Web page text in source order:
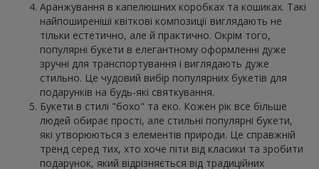
Аранжування в капелюшних коробках та кошиках. Такі
найпоширеніші квіткові композиції виглядають не
тільки естетично, але й практично. Окрім того,
популярні букети в елегантному оформленні дуже
зручні для транспортування і виглядають дуже
стильно. Це чудовий вибір популярних букетів для
подарунків на будь-які святкування.
Букети в стилі "бохо" та еко. Кожен рік все більше
людей обирає прості, але стильні популярні букети,
які утворюються з елементів природи. Це справжній
тренд серед тих, хто хоче піти від класики та зробити
подарунок, який відрізняється від традиційних